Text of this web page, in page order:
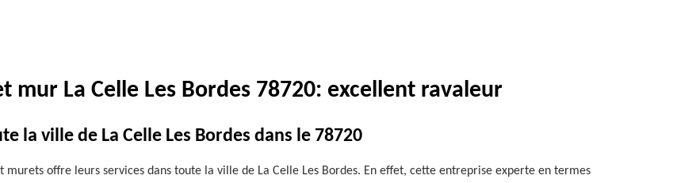
La Celle Les Bordes 78720: excellent ravaleur
la ville de La Celle Les Bordes dans le 78720
murets offre leurs services dans toute la ville de La Celle Les Bordes. En effet, cette entreprise experte en termes